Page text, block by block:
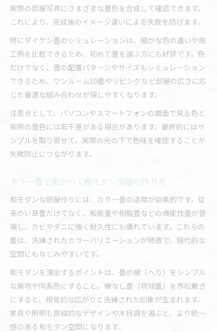
実際の部屋写真にさまざまな畳色を合成して確認できます。
これにより、完成後のイメージ違いによる失敗を防げます。
特にダイケン畳のシミュレーションは、細かな色の違いや施
工例を比較できるため、初めて畳を選ぶ方にも好評です。色
だけでなく、畳の配置パターンやサイズもシミュレーション
できるため、ワンルーム10畳やリビングなど部屋の広さに応
じた最適な組み合わせが探しやすくなります。
注意点として、パソコンやスマートフォンの画面で見る色と
実際の畳色には若干差がある場合があります。最終的にはサ
ンプルを取り寄せて、実際の光の下で色味を確認することが
失敗防止につながります。
カラー畳で差がつく和モダン部屋の作り方
和モダンな部屋作りには、カラー畳の活用が効果的です。従
来のい草畳だけでなく、和紙畳や樹脂畳などの機能性畳が登
場し、カビやダニに強く耐久性にも優れています。これらの
畳は、洗練されたカラーバリエーションが特徴で、現代的な
空間にもなじみやすいです。
和モダンを演出するポイントは、畳の縁（へり）をシンプル
な無地や同系色にすること。縁なし畳（琉球畳）を市松敷き
にすると、視覚的な広がりと洗練された印象が生まれます。
家具や照明も直線的なデザインや木目調を選ぶと、より統一
感のある和モダン空間になります。